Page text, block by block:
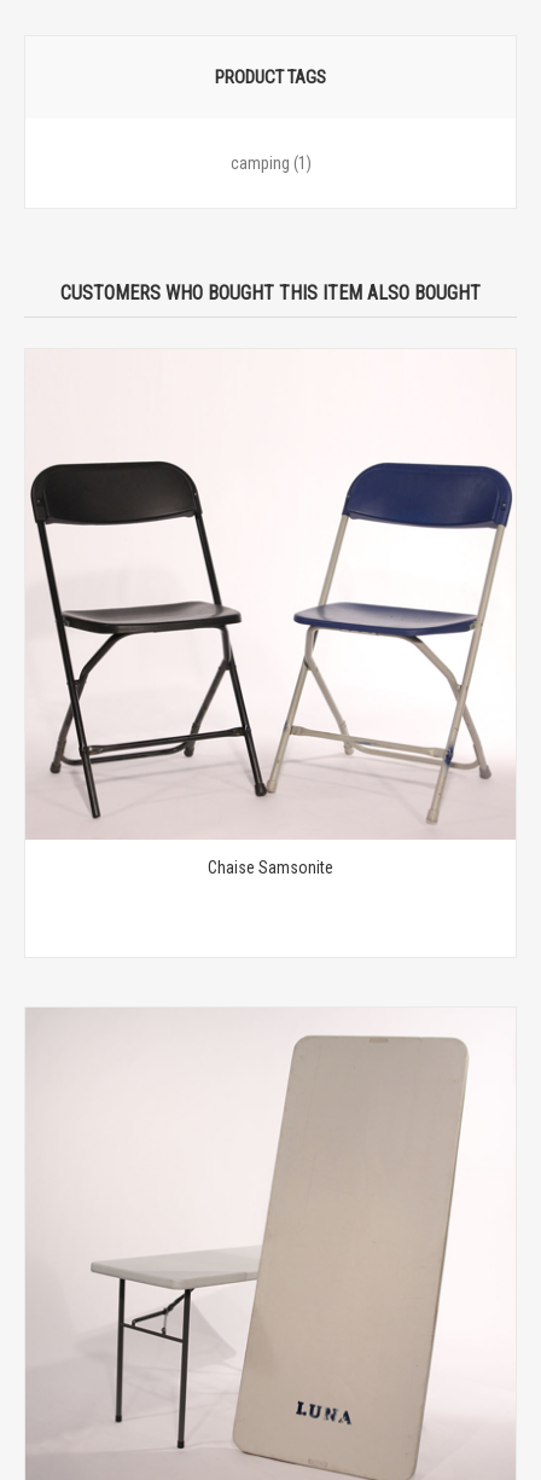
PRODUCT TAGS
camping (1)
CUSTOMERS WHO BOUGHT THIS ITEM ALSO BOUGHT
Chaise Samsonite